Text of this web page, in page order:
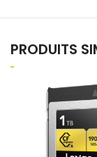
PRODUITS